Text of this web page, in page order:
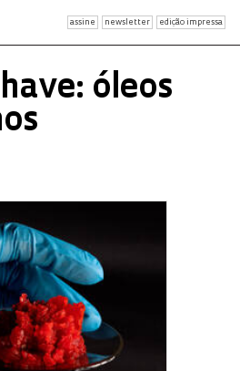
assine newsletter edição impressa
óleos